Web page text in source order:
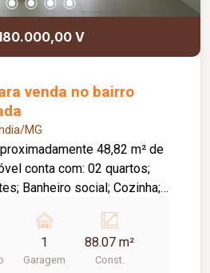
V
venda no bairro
MG
48,82 m² de
Banheiro social; Cozinha;
Interfone; Portaria;
Ambientes funcionais, bem
1
Garagem
88.07 m²
Const.